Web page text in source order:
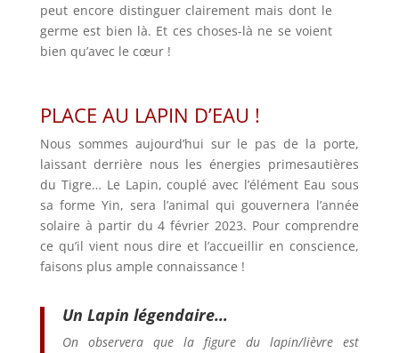
peut encore distinguer clairement mais dont le
germe est bien là. Et ces choses-là ne se voient
bien qu’avec le cœur !
PLACE AU LAPIN D’EAU !
Nous sommes aujourd’hui sur le pas de la porte,
laissant derrière nous les énergies primesautières
du Tigre… Le Lapin, couplé avec l’élément Eau sous
sa forme Yin, sera l’animal qui gouvernera l’année
solaire à partir du 4 février 2023. Pour comprendre
ce qu’il vient nous dire et l’accueillir en conscience,
faisons plus ample connaissance !
Un Lapin légendaire…
On observera que la figure du lapin/lièvre est